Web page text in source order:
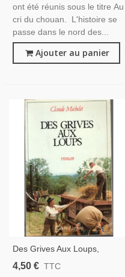
ont été réunis sous le titre Au
cri du chouan. L'histoire se
passe dans le nord des...
Ajouter au panier
Des Grives Aux Loups,
Claude Michelet, 1979 -,
4,50 € TTC